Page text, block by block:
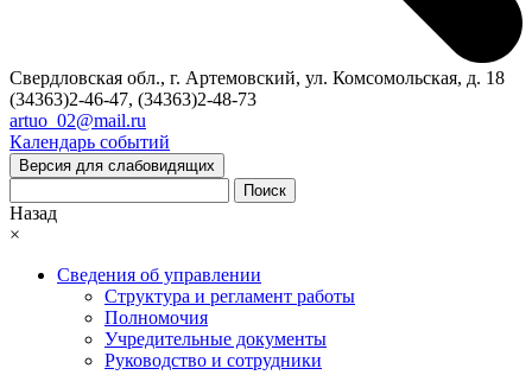
Свердловская обл., г. Артемовский, ул. Комсомольская, д. 18
(34363)2-46-47, (34363)2-48-73
artuo_02@mail.ru
Календарь событий
Версия для слабовидящих
Поиск
Назад
×
Сведения об управлении
Структура и регламент работы
Полномочия
Учредительные документы
Руководство и сотрудники